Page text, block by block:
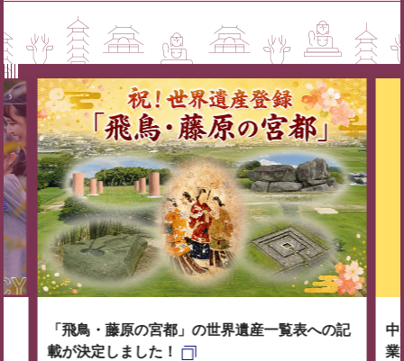
「飛鳥・藤原の宮都」の世界遺産一覧表への記
載が決定しました！
中
業